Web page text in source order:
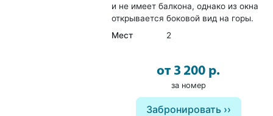
и не имеет балкона, однако из окна
открывается боковой вид на горы.
Мест
2
от 3 200 р.
за номер
Забронировать